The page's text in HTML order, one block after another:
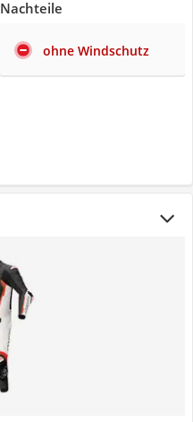
Nachteile
ohne Windschutz